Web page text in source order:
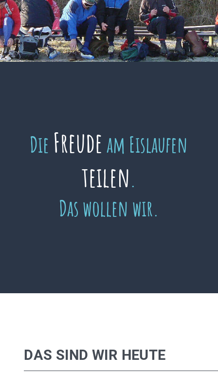
Die Freudeam Eislaufen
teilen.
Das wollen wir.
DAS SIND WIR HEUTE